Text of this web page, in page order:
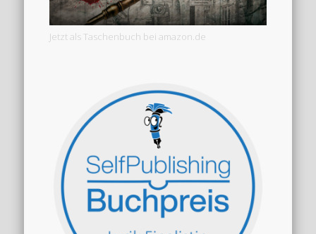
Jetzt als Taschenbuch bei amazon.de